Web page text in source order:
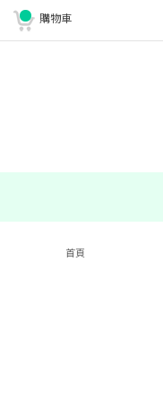
購物車
首頁